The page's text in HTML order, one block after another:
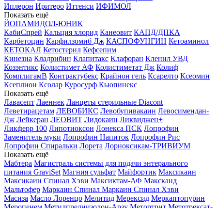
Иплерон Иритеро Иттенси ИФИМОЛ
Показать ещё
ЙОПАМИДОЛ-ЮНИК
КабиСпрей Кальция хлорид Канеовит КАПД/ДПКА
Карбетоцин Карфилзомиб Дж КАСПОФУНГИН Кетоаминол
КЕТОКАЛ Кетостерил Кефсепим
Кинезиа Кладрибин Клапитакс Клафоран Кленил УВД
Козэнтикс Колистимет АФ Колистиметат Дж Колиф
КомплигамВ Контрактубекс Крайнон гель Ксарелто Ксеомин
Ксеплион Ксолар Куросурф Кьюпинекс
Показать ещё
Лавасепт Лаеннек Ланцеты стерильные Diacont
Леветирацетам ЛЕВОБИКС Левобупивакаин Левосимендан-
Дж Лейкеран ЛЕОВИТ Лидокаин Ликвиджен+
Ликферр 100 Липотиоксон Лонекса ПСК Лопрофин
Заменитель муки Лопрофин Напиток Лопрофин Рис
Лопрофин Спиральки Лорета Лорноксикам-ТРИВИУМ
Показать ещё
Мабтера Магистраль системы для подачи энтерального
питания GraviSet Магния сульфат Майфортик Максикаин
Максикаин Спинал Хэви Максиктам-АФ Максканд
Мальтофер Маркаин Спинал Маркаин Спинал Хэви
Масиза Масло Лоренцо Мелитид Мерексид Меркаптопурин